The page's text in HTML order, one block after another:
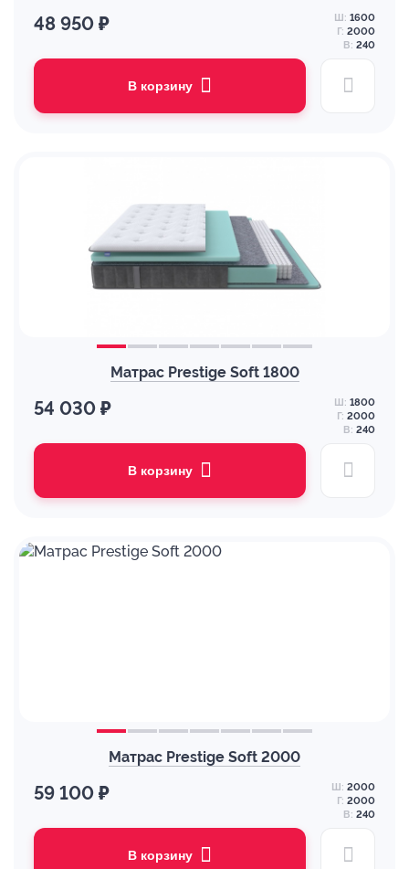
48 950 ₽ Ш: 1600
Г: 2000
В: 240
В корзину
Матрас Prestige Soft 1800
54 030 ₽ Ш: 1800
Г: 2000
В: 240
В корзину
Матрас Prestige Soft 2000
59 100 ₽ Ш: 2000
Г: 2000
В: 240
В корзину